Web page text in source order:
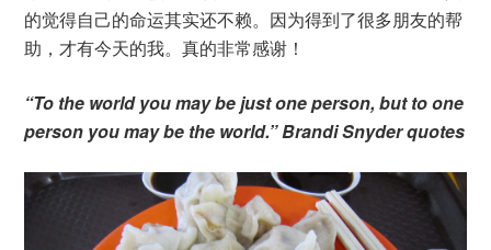
的觉得自己的命运其实还不赖。因为得到了很多朋友的帮
助，才有今天的我。真的非常感谢！
“To the world you may be just one person, but to one
person you may be the world.” Brandi Snyder quotes